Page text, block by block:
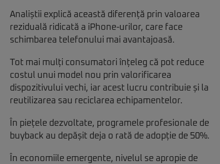
Analiștii explică această diferență prin valoarea
reziduală ridicată a iPhone-urilor, care face
schimbarea telefonului mai avantajoasă.
Tot mai mulți consumatori înțeleg că pot reduce
costul unui model nou prin valorificarea
dispozitivului vechi, iar acest lucru contribuie și la
reutilizarea sau reciclarea echipamentelor.
În piețele dezvoltate, programele profesionale de
buyback au depășit deja o rată de adopție de 50%.
În economiile emergente, nivelul se apropie de